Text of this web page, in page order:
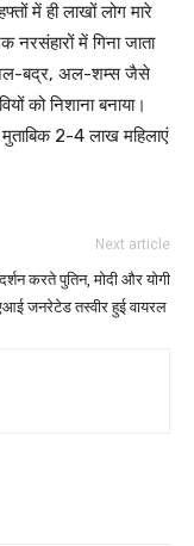
में ही लाखों लोग मारे
में गिना जाता
अल-बद्र, अल-शम्स जैसे
को निशाना बनाया।
2-4 लाख महिलाएं
Next article
करते पुतिन, मोदी और योगी
जनरेटेड तस्वीर हुई वायरल